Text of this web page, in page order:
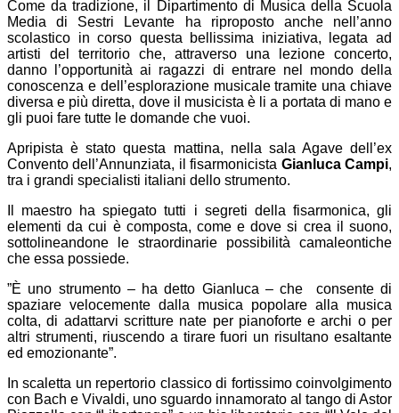
Come da tradizione, il Dipartimento di Musica della Scuola
Media di Sestri Levante ha riproposto anche nell’anno
scolastico in corso questa bellissima iniziativa, legata ad
artisti del territorio che, attraverso una lezione concerto,
danno l’opportunità ai ragazzi di entrare nel mondo della
conoscenza e dell’esplorazione musicale tramite una chiave
diversa e più diretta, dove il musicista è li a portata di mano e
gli puoi fare tutte le domande che vuoi.
Apripista è stato questa mattina, nella sala Agave dell’ex
Convento dell’Annunziata, il fisarmonicista Gianluca Campi,
tra i grandi specialisti italiani dello strumento.
Il maestro ha spiegato tutti i segreti della fisarmonica, gli
elementi da cui è composta, come e dove si crea il suono,
sottolineandone le straordinarie possibilità camaleontiche
che essa possiede.
”È uno strumento – ha detto Gianluca – che consente di
spaziare velocemente dalla musica popolare alla musica
colta, di adattarvi scritture nate per pianoforte e archi o per
altri strumenti, riuscendo a tirare fuori un risultano esaltante
ed emozionante”.
In scaletta un repertorio classico di fortissimo coinvolgimento
con Bach e Vivaldi, uno sguardo innamorato al tango di Astor